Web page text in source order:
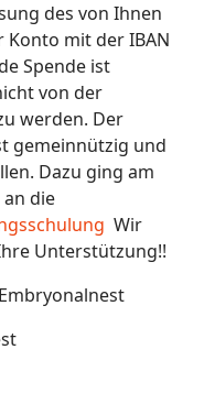
des von Ihnen
mit der IBAN
Spende ist
von der
werden. Der
gemeinnützig und
Dazu ging am
die
Wir
Unterstützung!!